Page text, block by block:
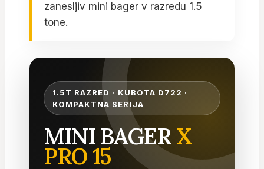
zanesljiv mini bager v razredu 1.5
tone.
1.5T RAZRED · KUBOTA D722 ·
KOMPAKTNA SERIJA
MINI BAGERX
PRO 15